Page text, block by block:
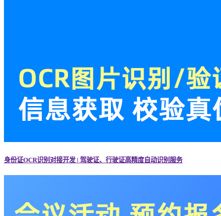
身份证OCR识别对接开发 | 驾驶证、行驶证高精度自动识别服务